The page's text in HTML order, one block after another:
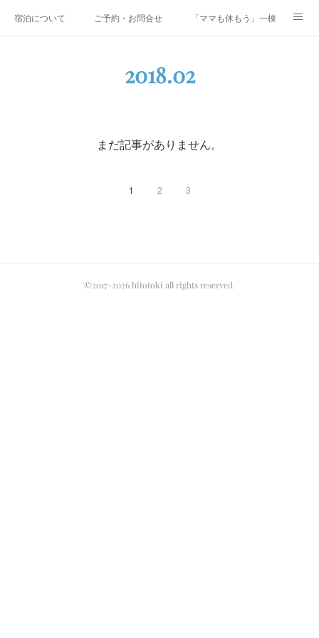
宿泊について ご予約・お問合せ 「ママも休もう」一棟貸しファ
上野尻集落のご案内
2018.02
まだ記事がありません。
1 2 3
©2017-2026 hitotoki all rights reserved.